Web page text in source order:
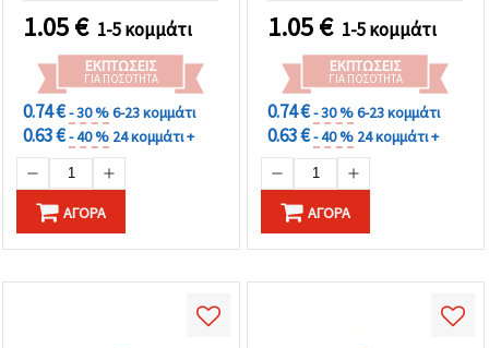
1.05€ 1-5 κομμάτι
ΕΚΠΤΏΣΕΙΣ
ΓΙΑ ΠΟΣΌΤΗΤΑ
0.74 €- 30 %6-23 κομμάτι
0.63 €- 40 % 24 κομμάτι +
ΑΓΟΡΆ
1.05€ 1-5 κομμάτι
ΕΚΠΤΏΣΕΙΣ
ΓΙΑ ΠΟΣΌΤΗΤΑ
0.74 €- 30 %6-23 κομμάτι
0.63 €- 40 % 24 κομμάτι +
ΑΓΟΡΆ